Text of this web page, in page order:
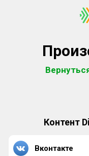
Контент
Вконтакте